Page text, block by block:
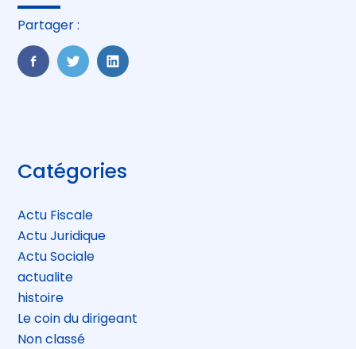
Partager :
FaceBook
TwitterLinkedIn
Blog
sidebar
Catégories
Actu Fiscale
Actu Juridique
Actu Sociale
actualite
histoire
Le coin du dirigeant
Non classé